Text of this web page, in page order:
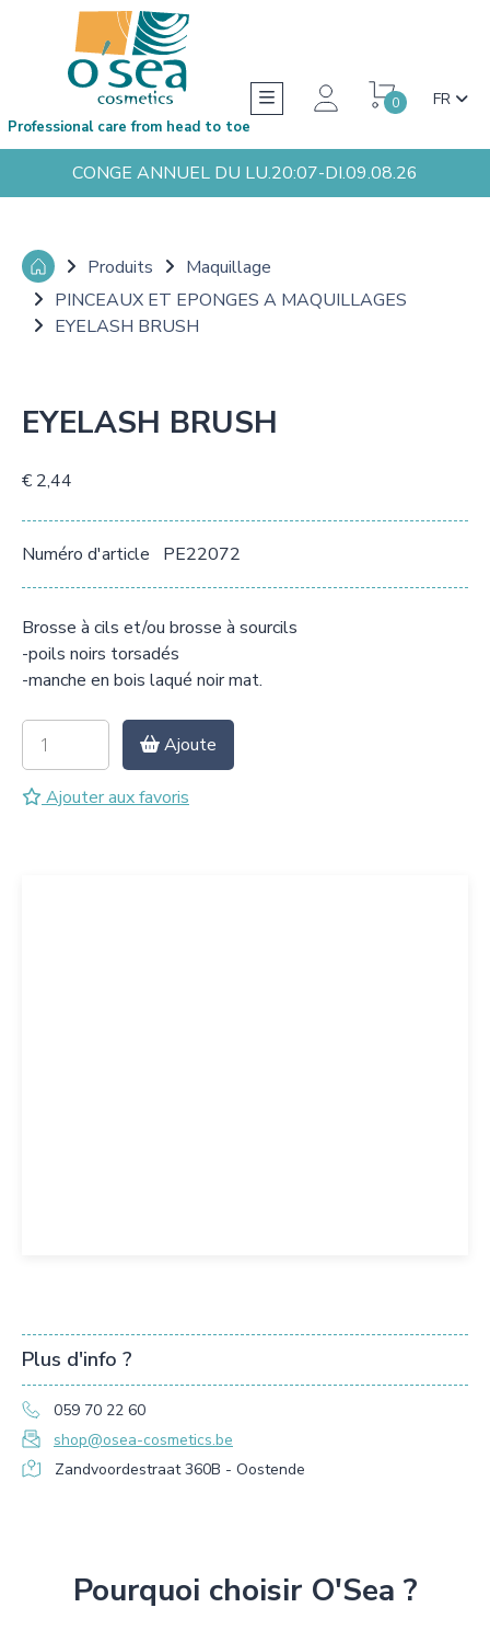
0 FR
Professional care from head to toe
CONGE ANNUEL DU LU.20:07-DI.09.08.26
Produits
Maquillage
PINCEAUX ET EPONGES A MAQUILLAGES
EYELASH BRUSH
Plus d'info ?
059 70 22 60
shop@osea-cosmetics.be
Zandvoordestraat 360B - Oostende
EYELASH BRUSH
€ 2,44
Numéro d'article PE22072
Brosse à cils et/ou brosse à sourcils
-poils noirs torsadés
-manche en bois laqué noir mat.
Ajoute
Ajouter aux favoris
Pourquoi choisir O'Sea ?